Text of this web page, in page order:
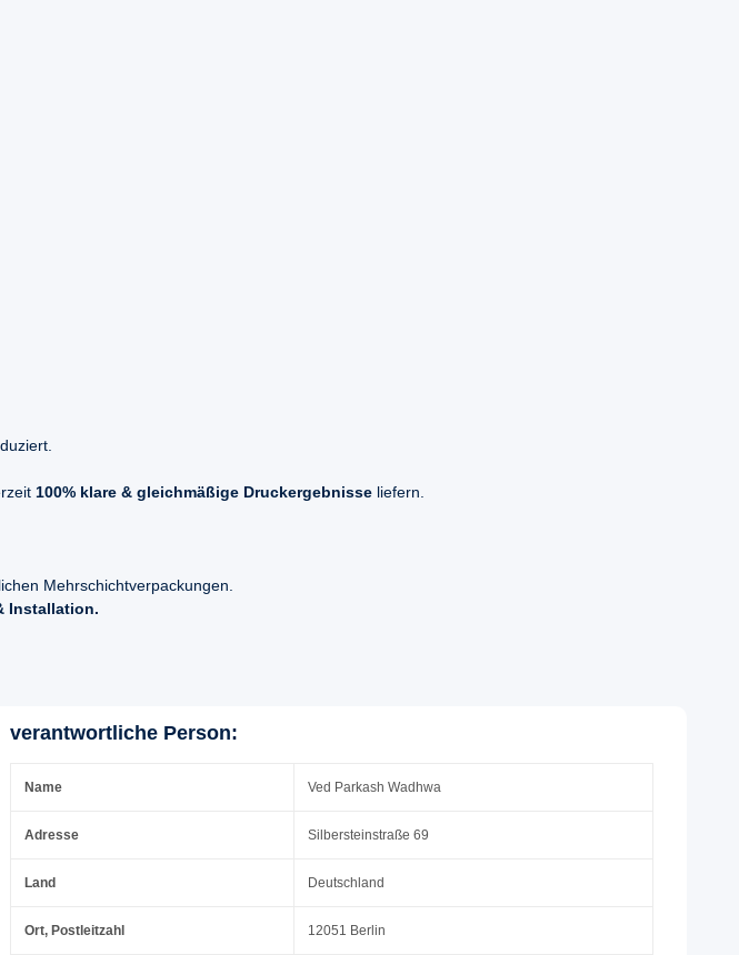
100% klare & gleichmäßige Druckergebnisse liefern.
Mehrschichtverpackungen.
Installation.
verantwortliche Person:
Name Ved Parkash Wadhwa
Adresse Silbersteinstraße 69
Land Deutschland
Ort, Postleitzahl 12051 Berlin